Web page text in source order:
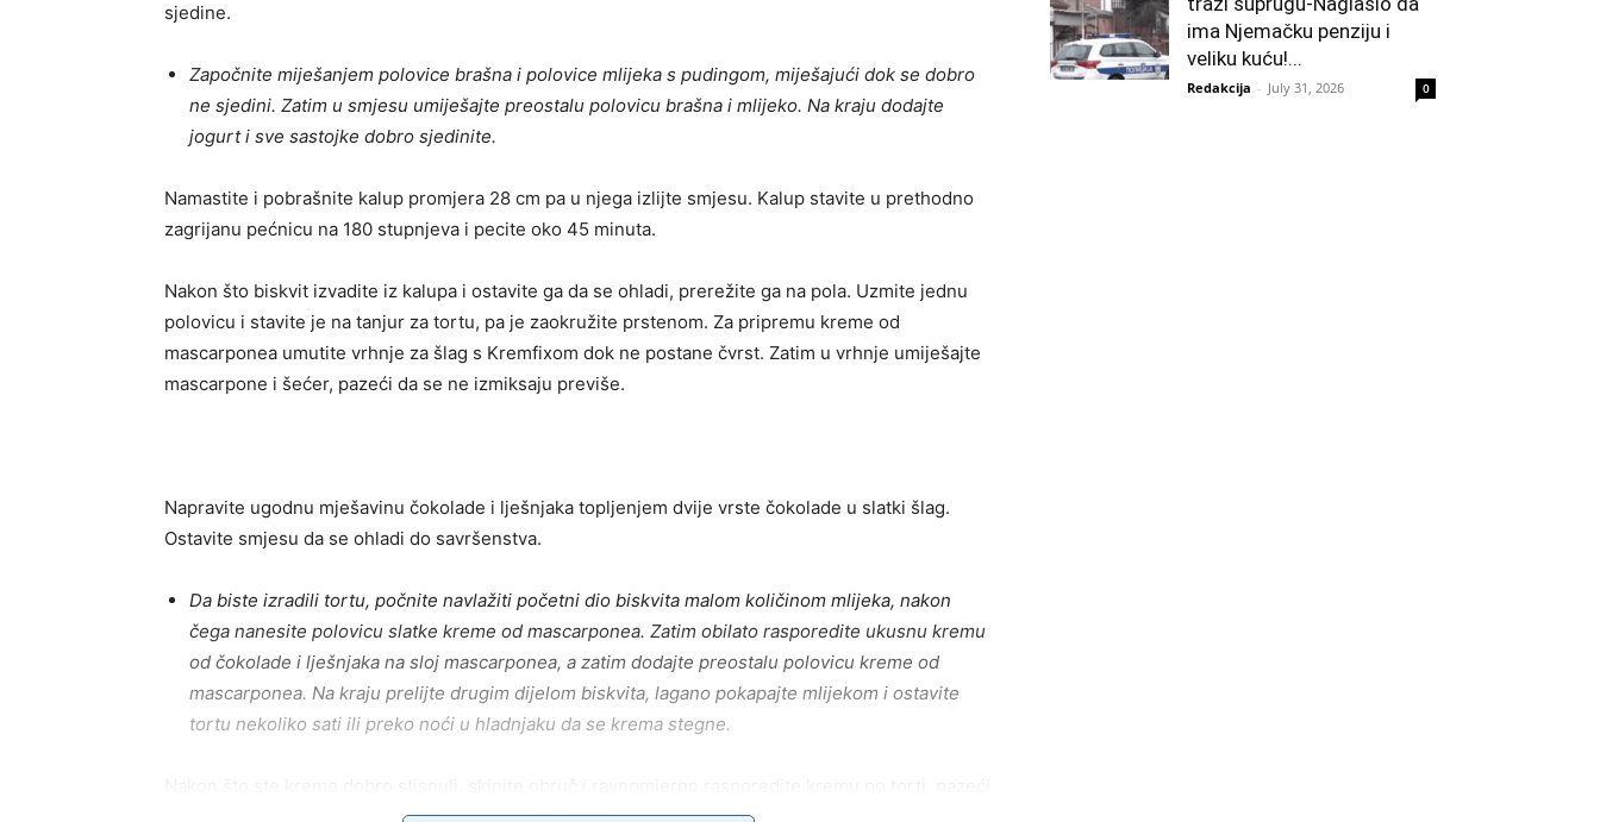
sjedine.
Započnite miješanjem polovice brašna i polovice mlijeka s pudingom, miješajući dok se dobro
ne sjedini. Zatim u smjesu umiješajte preostalu polovicu brašna i mlijeko. Na kraju dodajte
jogurt i sve sastojke dobro sjedinite.
Namastite i pobrašnite kalup promjera 28 cm pa u njega izlijte smjesu. Kalup stavite u prethodno
zagrijanu pećnicu na 180 stupnjeva i pecite oko 45 minuta.
Nakon što biskvit izvadite iz kalupa i ostavite ga da se ohladi, prerežite ga na pola. Uzmite jednu
polovicu i stavite je na tanjur za tortu, pa je zaokružite prstenom. Za pripremu kreme od
mascarponea umutite vrhnje za šlag s Kremfixom dok ne postane čvrst. Zatim u vrhnje umiješajte
mascarpone i šećer, pazeći da se ne izmiksaju previše.
Napravite ugodnu mješavinu čokolade i lješnjaka topljenjem dvije vrste čokolade u slatki šlag.
Ostavite smjesu da se ohladi do savršenstva.
Da biste izradili tortu, počnite navlažiti početni dio biskvita malom količinom mlijeka, nakon
čega nanesite polovicu slatke kreme od mascarponea. Zatim obilato rasporedite ukusnu kremu
od čokolade i lješnjaka na sloj mascarponea, a zatim dodajte preostalu polovicu kreme od
mascarponea. Na kraju prelijte drugim dijelom biskvita, lagano pokapajte mlijekom i ostavite
tortu nekoliko sati ili preko noći u hladnjaku da se krema stegne.
da prekrijete kremu od čokolade i lješnjaka. Bitno je napomenuti da nam je potrebna dvostruko
ima Njemačku penziju i
veliku kuću!...
Redakcija - July 31, 2026 0